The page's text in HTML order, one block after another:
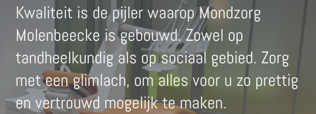
Kwaliteit is de pijler waarop Mondzorg
Molenbeecke is gebouwd. Zowel op
tandheelkundig als op sociaal gebied. Zorg
met een glimlach, om alles voor u zo prettig
en vertrouwd mogelijk te maken.